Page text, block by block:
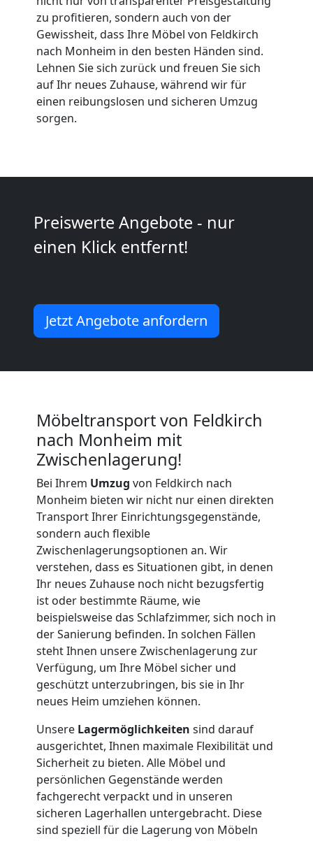
zu profitieren, sondern auch von der
Gewissheit, dass Ihre Möbel von Feldkirch
nach Monheim in den besten Händen sind.
Lehnen Sie sich zurück und freuen Sie sich
auf Ihr neues Zuhause, während wir für
einen reibungslosen und sicheren Umzug
sorgen.
Preiswerte Angebote - nur
einen Klick entfernt!
Jetzt Angebote anfordern
Möbeltransport von Feldkirch
nach Monheim mit
Zwischenlagerung!
Bei Ihrem Umzug von Feldkirch nach
Monheim bieten wir nicht nur einen direkten
Transport Ihrer Einrichtungsgegenstände,
sondern auch flexible
Zwischenlagerungsoptionen an. Wir
verstehen, dass es Situationen gibt, in denen
Ihr neues Zuhause noch nicht bezugsfertig
ist oder bestimmte Räume, wie
beispielsweise das Schlafzimmer, sich noch in
der Sanierung befinden. In solchen Fällen
steht Ihnen unsere Zwischenlagerung zur
Verfügung, um Ihre Möbel sicher und
geschützt unterzubringen, bis sie in Ihr
neues Heim umziehen können.
Unsere Lagermöglichkeiten sind darauf
ausgerichtet, Ihnen maximale Flexibilität und
Sicherheit zu bieten. Alle Möbel und
persönlichen Gegenstände werden
fachgerecht verpackt und in unseren
sicheren Lagerhallen untergebracht. Diese
sind speziell für die Lagerung von Möbeln
Umzüge
Feldkirch
Vereinsumzug
Anfrage
Möbeltransport
National
Beiladung
National
Beiladung
International
Internationaler
Umzug
Nationaler
Umzug